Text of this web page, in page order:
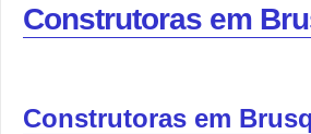
Construtoras em
Construtoras em